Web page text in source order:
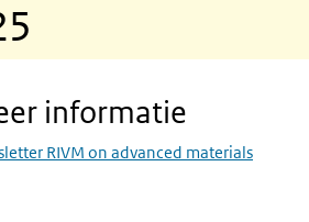
informatie
RIVM on advanced materials